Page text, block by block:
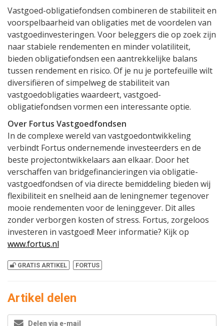
Vastgoed-obligatiefondsen combineren de stabiliteit en
voorspelbaarheid van obligaties met de voordelen van
vastgoedinvesteringen. Voor beleggers die op zoek zijn
naar stabiele rendementen en minder volatiliteit,
bieden obligatiefondsen een aantrekkelijke balans
tussen rendement en risico. Of je nu je portefeuille wilt
diversifiëren of simpelweg de stabiliteit van
vastgoedobligaties waardeert, vastgoed-
obligatiefondsen vormen een interessante optie.
Over Fortus Vastgoedfondsen
In de complexe wereld van vastgoedontwikkeling
verbindt Fortus ondernemende investeerders en de
beste projectontwikkelaars aan elkaar. Door het
verschaffen van bridgefinancieringen via obligatie-
vastgoedfondsen of via directe bemiddeling bieden wij
flexibiliteit en snelheid aan de leningnemer tegenover
mooie rendementen voor de leninggever. Dit alles
zonder verborgen kosten of stress. Fortus, zorgeloos
investeren in vastgoed! Meer informatie? Kijk op
www.fortus.nl
GRATIS ARTIKEL FORTUS
Artikel delen
Delen via e-mail